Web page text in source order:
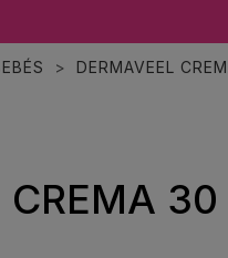
DERMAVEEL
CREMA